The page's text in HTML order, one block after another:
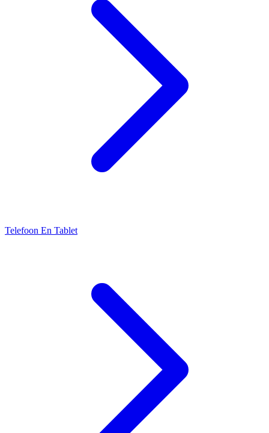
Telefoon En Tablet